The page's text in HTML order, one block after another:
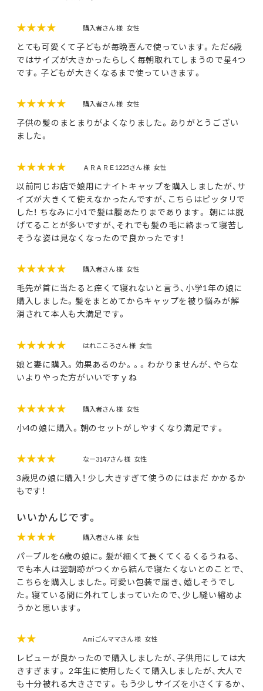
★★★★ 購入者さん 様 女性
とても可愛くて子どもが毎晩喜んで使っています。ただ6歳
ではサイズが大きかったらしく毎朝取れてしまうので星4つ
です。子どもが大きくなるまで使っていきます。
★★★★★ 購入者さん 様 女性
子供の髪のまとまりがよくなりました。ありがとうござい
ました。
★★★★★ ＡＲＡＲＥ1225さん 様 女性
以前同じお店で娘用にナイトキャップを購入しましたが、サ
イズが大きくて使えなかったんですが、こちらはピッタリで
した！ ちなみに小1で髪は腰あたりまであります。 朝には脱
げてることが多いですが、それでも髪の毛に絡まって寝苦し
そうな姿は見なくなったので良かったです！
★★★★★ 購入者さん 様 女性
毛先が首に当たると痒くて寝れないと言う、小学1年の娘に
購入しました。髪をまとめてからキャップを被り悩みが解
消されて本人も大満足です。
★★★★★ はれこころさん 様 女性
娘と妻に購入。効果あるのか。。。わかりませんが、やらな
いよりやった方がいいですｙね
★★★★★ 購入者さん 様 女性
小4の娘に購入。朝のセットがしやすくなり満足です。
★★★★ なー3147さん 様 女性
3歳児の娘に購入！ 少し大きすぎて使うのにはまだ かかるか
もです！
いいかんじです。
★★★★
購入者さん 様 女性
パープルを6歳の娘に。髪が細くて長くてくるくるうねる、
でも本人は翌朝跡がつくから結んで寝たくないとのことで、
こちらを購入しました。可愛い包装で届き、嬉しそうでし
た。寝ている間に外れてしまっていたので、少し縫い縮めよ
うかと思います。
★★ Amiごんママさん 様 女性
レビューが良かったので購入しましたが、子供用にしては大
きすぎます。 2年生に使用したくて購入しましたが、大人で
も十分被れる大きさです。 もう少しサイズを小さくするか、